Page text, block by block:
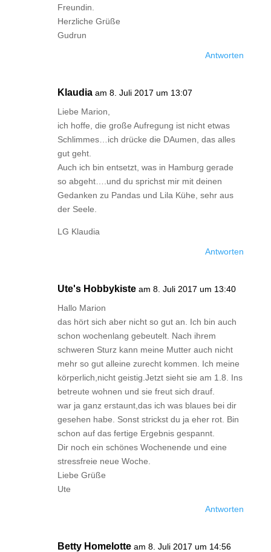
Freundin.
Herzliche Grüße
Gudrun
Antworten
Klaudia am 8. Juli 2017 um 13:07
Liebe Marion,
ich hoffe, die große Aufregung ist nicht etwas
Schlimmes…ich drücke die DAumen, das alles
gut geht.
Auch ich bin entsetzt, was in Hamburg gerade
so abgeht….und du sprichst mir mit deinen
Gedanken zu Pandas und Lila Kühe, sehr aus
der Seele.
LG Klaudia
Antworten
Ute's Hobbykiste am 8. Juli 2017 um 13:40
Hallo Marion
das hört sich aber nicht so gut an. Ich bin auch
schon wochenlang gebeutelt. Nach ihrem
schweren Sturz kann meine Mutter auch nicht
mehr so gut alleine zurecht kommen. Ich meine
körperlich,nicht geistig.Jetzt sieht sie am 1.8. Ins
betreute wohnen und sie freut sich drauf.
war ja ganz erstaunt,das ich was blaues bei dir
gesehen habe. Sonst strickst du ja eher rot. Bin
schon auf das fertige Ergebnis gespannt.
Dir noch ein schönes Wochenende und eine
stressfreie neue Woche.
Liebe Grüße
Ute
Antworten
Betty Homelotte am 8. Juli 2017 um 14:56